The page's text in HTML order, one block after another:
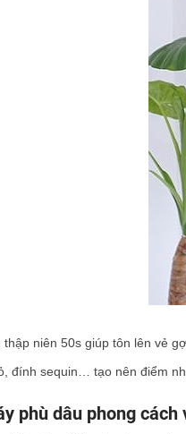
niên 50s giúp tôn lên vẻ
đính sequin… tạo nên điểm
phù dâu phong